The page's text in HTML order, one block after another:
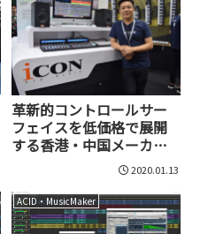
革新的コントロールサー
フェイスを低価格で展開
する香港・中国メーカ
ー、iCONが進める世界戦
2020.01.13
ACID・MusicMaker